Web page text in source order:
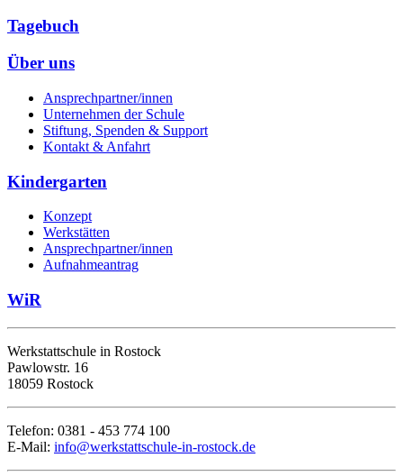
Tagebuch
Über uns
Ansprechpartner/innen
Unternehmen der Schule
Stiftung, Spenden & Support
Kontakt & Anfahrt
Kindergarten
Konzept
Werkstätten
Ansprechpartner/innen
Aufnahmeantrag
WiR
Werkstattschule in Rostock
Pawlowstr. 16
18059 Rostock
Telefon: 0381 - 453 774 100
E-Mail: info@werkstattschule-in-rostock.de